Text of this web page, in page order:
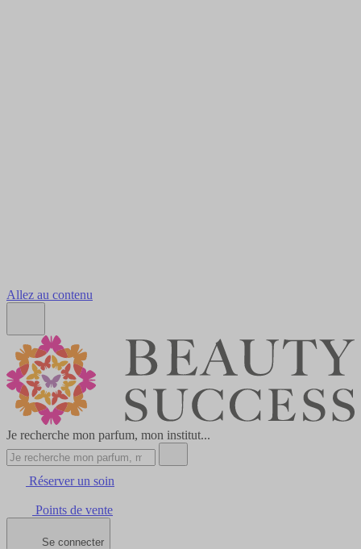
Allez au contenu
Je recherche mon parfum, mon institut...
Réserver un soin
Points de vente
Se connecter